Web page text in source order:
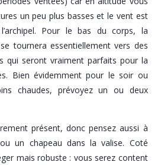
un peu plus basses et le vent est
Pour le bas du corps, la
tournera essentiellement vers des
qui seront vraiment parfaits pour la
Bien évidemment pour le soir ou
chaudes, prévoyez un ou deux
présent, donc pensez aussi à
un chapeau dans la valise. Coté
mais robuste : vous serez content